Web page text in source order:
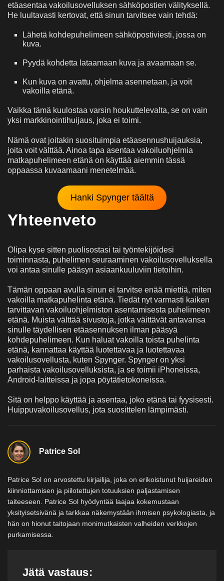
etäasentaa vakoilusovelluksen sähköpostien välityksellä.
He luultavasti kertovat, että sinun tarvitsee vain tehdä:
Lähetä kohdepuhelimeen sähköpostiviesti, jossa on
kuva.
Pyydä kohdetta lataamaan kuva ja avaamaan se.
Kun kuva on avattu, ohjelma asennetaan, ja voit
vakoilla etänä.
Vaikka tämä kuulostaa varsin houkuttelevalta, se on vain
yksi markkinointihuijaus, joka ei toimi.
Nämä ovat joitakin suosituimpia etäasennushuijauksia,
joita voit välttää. Ainoa tapa asentaa vakoiluohjelmia
matkapuhelimeen etänä on käyttää aiemmin tässä
oppaassa kuvaamaani menetelmää.
Hanki Spynger täältä
Yhteenveto
Olipa kyse sitten puolisostasi tai työntekijöidesi
toiminnasta, puhelimen seuraaminen vakoilusovelluksella
voi antaa sinulle pääsyn asiaankuuluviin tietoihin.
Tämän oppaan avulla sinun ei tarvitse enää miettiä, miten
vakoilla matkapuhelinta etänä. Tiedät nyt varmasti kaiken
tarvittavan vakoiluohjelmiston asentamisesta puhelimeen
etänä. Muista välttää sivustoja, jotka väittävät antavansa
sinulle täydellisen etäasennuksen ilman pääsyä
kohdepuhelimeen. Kun haluat vakoilla toista puhelinta
etänä, kannattaa käyttää luotettavaa ja luotettavaa
vakoilusovellusta, kuten Spynger. Spynger on yksi
parhaista vakoilusovelluksista, ja se toimii iPhoneissa,
Android-laitteissa ja jopa pöytätietokoneissa.
Sitä on helppo käyttää ja asentaa, joko etänä tai fyysisesti.
Huippuvakoilusovellus, jota suosittelen lämpimästi.
Patrice Sol
Patrice Sol on arvostettu kirjailija, joka on erikoistunut huijareiden
kiinniottamisen ja piilotettujen totuuksien paljastamisen
taiteeseen. Patrice Sol hyödyntää laajaa kokemustaan
yksityisetsivänä ja tarkkaa näkemystään ihmisen psykologiasta, ja
hän on hionut taitojaan monimutkaisten valheiden verkkojen
purkamisessa.
Jätä vastaus: